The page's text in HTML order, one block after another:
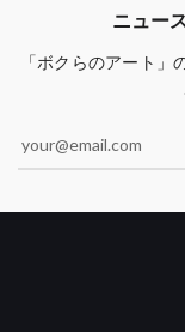
ニュー
「ボクらのアート